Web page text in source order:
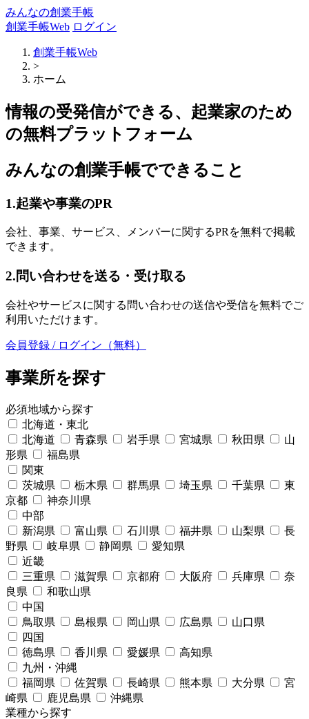
みんなの創業手帳
創業手帳Web ログイン
創業手帳Web
>
ホーム
情報の受発信ができる、起業家のため
の無料プラットフォーム
みんなの創業手帳でできること
1.起業や事業のPR
会社、事業、サービス、メンバーに関するPRを無料で掲載
できます。
2.問い合わせを送る・受け取る
会社やサービスに関する問い合わせの送信や受信を無料でご
利用いただけます。
会員登録 / ログイン（無料）
事業所を探す
必須地域から探す
北海道・東北
北海道
青森県 岩手県 宮城県 秋田県
山
形県
福島県
関東
茨城県
栃木県 群馬県 埼玉県 千葉県
東
京都
神奈川県
中部
新潟県
富山県 石川県 福井県 山梨県
長
野県
岐阜県 静岡県
愛知県
近畿
三重県
滋賀県 京都府 大阪府 兵庫県
奈
良県
和歌山県
中国
鳥取県
島根県 岡山県 広島県
山口県
四国
徳島県
香川県 愛媛県
高知県
九州・沖縄
福岡県
佐賀県 長崎県 熊本県 大分県
宮
崎県
鹿児島県
沖縄県
業種から探す